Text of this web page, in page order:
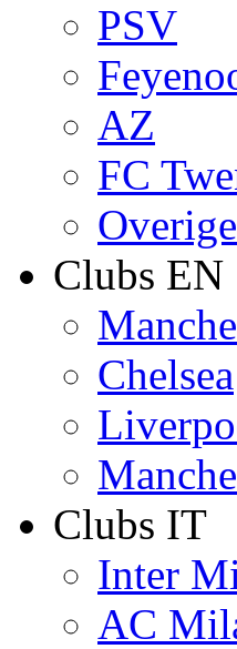
PSV
AZ
FC
Clubs EN
Chelsea
Clubs IT
Inter
AC